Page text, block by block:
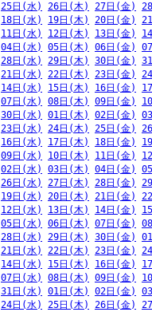
25日(水) 26日(木) 27日(金)
18日(水) 19日(木) 20日(金)
11日(水) 12日(木) 13日(金)
04日(水) 05日(木) 06日(金)
28日(水) 29日(木) 30日(金)
21日(水) 22日(木) 23日(金)
14日(水) 15日(木) 16日(金)
07日(水) 08日(木) 09日(金)
30日(水) 01日(木) 02日(金)
23日(水) 24日(木) 25日(金)
16日(水) 17日(木) 18日(金)
09日(水) 10日(木) 11日(金)
02日(水) 03日(木) 04日(金)
26日(水) 27日(木) 28日(金)
19日(水) 20日(木) 21日(金)
12日(水) 13日(木) 14日(金)
05日(水) 06日(木) 07日(金)
28日(水) 29日(木) 30日(金)
21日(水) 22日(木) 23日(金)
14日(水) 15日(木) 16日(金)
07日(水) 08日(木) 09日(金)
31日(水) 01日(木) 02日(金)
24日(水) 25日(木) 26日(金)